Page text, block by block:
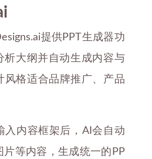
提供PPT生成器功
析大纲并自动生成内容与
风格适合品牌推广、产品
入内容框架后，AI会自动
片等内容，生成统一的PP